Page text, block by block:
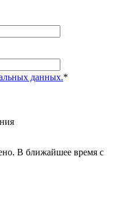
данных.*
В ближайшее время с